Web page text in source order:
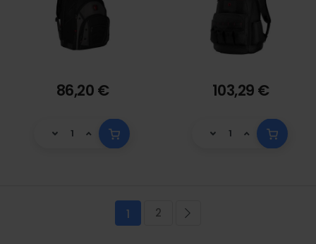
86,20 € 103,29 €
Stranica
Trenutno pregledavate stranicu
1 Stranica
2